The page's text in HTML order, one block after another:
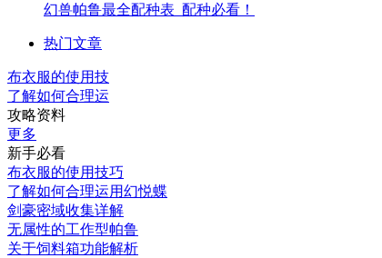
幻兽帕鲁最全配种表_配种必看！
热门文章
布衣服的使用技
了解如何合理运
攻略资料
更多
新手必看
布衣服的使用技巧
了解如何合理运用幻悦蝶
剑豪密域收集详解
无属性的工作型帕鲁
关于饲料箱功能解析